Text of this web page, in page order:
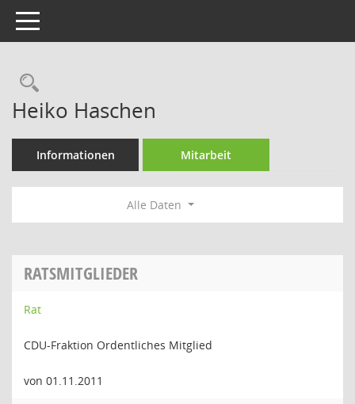
Toggle navigation
Rechercheauswahl
Heiko Haschen
Informationen Mitarbeit
Alle Daten
RATSMITGLIEDER
Rat
CDU-Fraktion Ordentliches Mitglied
von 01.11.2011